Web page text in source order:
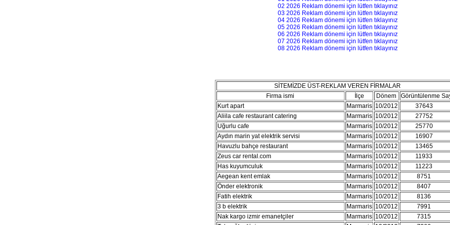
02 2026 Reklam dönemi için lütfen tıklayınız
03 2026 Reklam dönemi için lütfen tıklayınız
04 2026 Reklam dönemi için lütfen tıklayınız
05 2026 Reklam dönemi için lütfen tıklayınız
06 2026 Reklam dönemi için lütfen tıklayınız
07 2026 Reklam dönemi için lütfen tıklayınız
08 2026 Reklam dönemi için lütfen tıklayınız
SİTEMİZDE ÜST-REKLAM VEREN FİRMALAR
Firma ismi
İlçe Dönem
Görüntülenme
Kurt apart
Marmaris 10/2012 37643068
Aliila cafe restaurant catering
Marmaris 10/2012 27752
Uğurlu cafe
Marmaris 10/2012 25770000
Aydın marin yat elektrik servisi
Marmaris 10/2012 16907
Havuzlu bahçe restaurant
Marmaris 10/2012 13465026
Zeus car rental.com
Marmaris 10/2012 11933
Has kuyumculuk
Marmaris 10/2012 11223
Aegean kent emlak
Marmaris 10/2012 8751
Önder elektronik
Marmaris 10/2012 8407
Fatih elektrik
Marmaris 10/2012 8136
3 b elektrik
Marmaris 10/2012 7991
Nak kargo izmir emanetçiler
Marmaris 10/2012 7315